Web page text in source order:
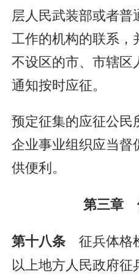
层人民武装部或者
工作的机构的联系，
不设区的市、市辖区
通知按时应征。
预定征集的应征公民
企业事业组织应当督
供便利。
第三章
第十八条 征兵体格
以上地方人民政府征